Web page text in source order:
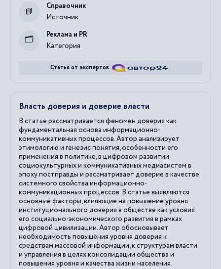
Источник
Справочник
Категория
Реклама и PR
Статья от экспертов
Власть доверия и доверие власти
В статье рассматривается феномен доверия как
фундаментальная основа информационно-
коммуникативных процессов. Автор анализирует
этимологию и генезис понятия, особенности его
применения в политике, в цифровом развитии
социокультурных и коммуникативных медиасистем в
эпоху постправды и рассматривает доверие в качестве
системного свойства информационно-
коммуникационных процессов. В статье выявляются
основные факторы, влияющие на повышение уровня
институционального доверия в обществе как условия
его социально-экономического развития в рамках
цифровой цивилизации. Автор обосновывает
необходимость повышения уровня доверия к
средствам массовой информации, к структурам власти
и управления в целях консолидации общества и
повышения уровня и качества жизни населения.